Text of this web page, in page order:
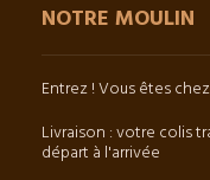
NOTRE MOULIN
Entrez ! Vous êtes
Livraison : votre colis
départ à l'arrivée